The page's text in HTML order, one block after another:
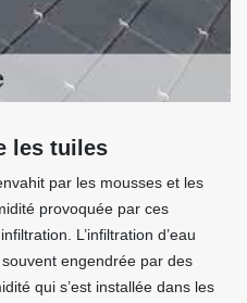
les tuiles
par les mousses et les
provoquée par ces
L’infiltration d’eau
engendrée par des
qui s’est installée dans les